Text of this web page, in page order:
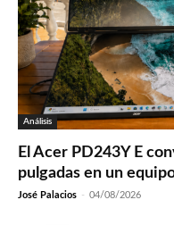
Análisis
El Acer PD243Y E
pulgadas en un
José Palacios - 04/08/2026